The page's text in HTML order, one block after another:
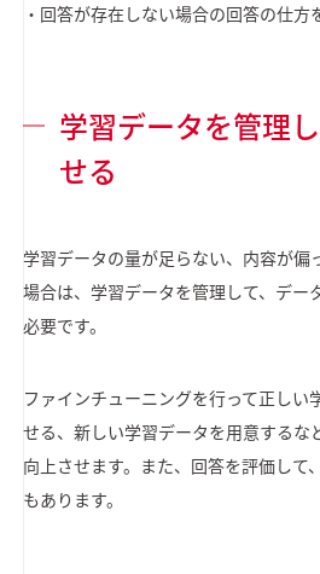
・回答が存在しない場合の回答の仕方
学習データを管理
せる
学習データの量が足らない、内容が偏
場合は、学習データを管理して、デー
必要です。
ファインチューニングを行って正しい
せる、新しい学習データを用意するな
向上させます。また、回答を評価して
もあります。